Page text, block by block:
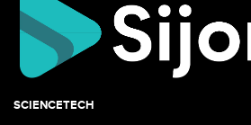
SCIENCETECH